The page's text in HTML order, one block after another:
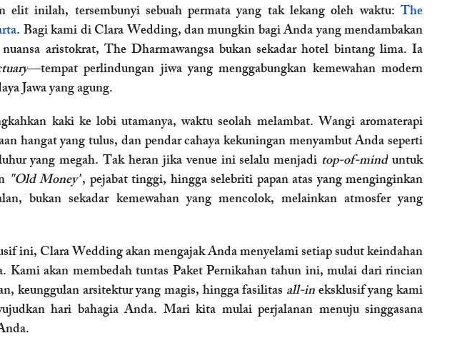
elit inilah, tersembunyi sebuah permata yang tak lekang oleh waktu: The
. Bagi kami di Clara Wedding, dan mungkin bagi Anda yang mendambakan
aristokrat, The Dharmawangsa bukan sekadar hotel bintang lima. Ia
—tempat perlindungan jiwa yang menggabungkan kemewahan modern
Jawa yang agung.
kaki ke lobi utamanya, waktu seolah melambat. Wangi aromaterapi
hangat yang tulus, dan pendar cahaya kekuningan menyambut Anda seperti
yang megah. Tak heran jika venue ini selalu menjadi top-of-mind untuk
"Old Money", pejabat tinggi, hingga selebriti papan atas yang menginginkan
bukan sekadar kemewahan yang mencolok, melainkan atmosfer yang
ini, Clara Wedding akan mengajak Anda menyelami setiap sudut keindahan
Kami akan membedah tuntas Paket Pernikahan tahun ini, mulai dari rincian
keunggulan arsitektur yang magis, hingga fasilitas all-in eksklusif yang kami
hari bahagia Anda. Mari kita mulai perjalanan menuju singgasana